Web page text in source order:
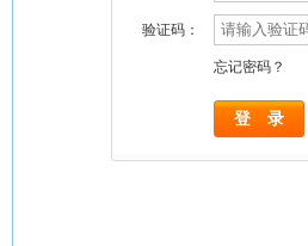
验证码：
忘记密码？